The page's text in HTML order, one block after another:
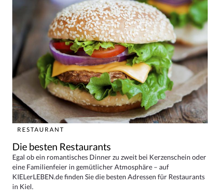
RESTAURANT
Die besten Restaurants
Egal ob ein romantisches Dinner zu zweit bei Kerzenschein oder
eine Familienfeier in gemütlicher Atmosphäre – auf
KIELerLEBEN.de finden Sie die besten Adressen für Restaurants
in Kiel.